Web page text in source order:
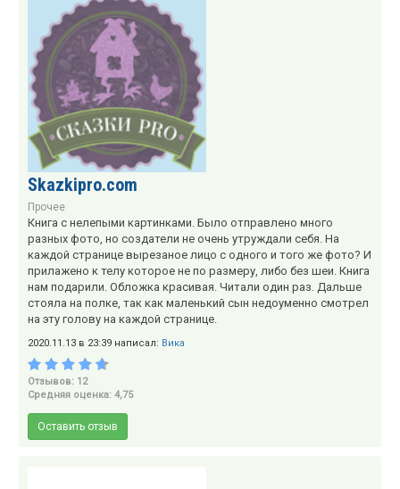
Skazkipro.com
Прочее
Книга с нелепыми картинками. Было отправлено много
разных фото, но создатели не очень утруждали себя. На
каждой странице вырезаное лицо с одного и того же фото? И
прилажено к телу которое не по размеру, либо без шеи. Книга
нам подарили. Обложка красивая. Читали один раз. Дальше
стояла на полке, так как маленький сын недоуменно смотрел
на эту голову на каждой странице.
2020.11.13 в 23:39 написал: Вика
Отзывов: 12
Средняя оценка: 4,75
Оставить отзыв